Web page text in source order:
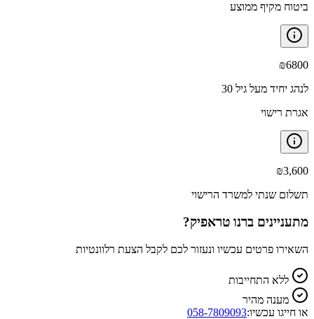
ביטוח מקיף ממוצע
₪6800
לנהג יחיד מעל גיל 30
אגרת רישוי
₪3,600
תשלום שנתי למשרד הרישוי
מתעניינים ברנו טראפיק?
השאירו פרטים עכשיו ונעזור לכם לקבל הצעת רלוונטיות
ללא התחייבות
מענה מהיר
או חייגו עכשיו:058-7809093